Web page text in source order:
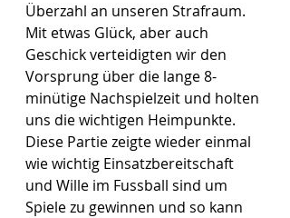
Überzahl an unseren Strafraum.
Mit etwas Glück, aber auch
Geschick verteidigten wir den
Vorsprung über die lange 8-
minütige Nachspielzeit und holten
uns die wichtigen Heimpunkte.
Diese Partie zeigte wieder einmal
wie wichtig Einsatzbereitschaft
und Wille im Fussball sind um
Spiele zu gewinnen und so kann